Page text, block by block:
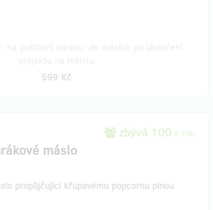
599 Kč
zbývá 100 z 100
máslo
propůjčující křupavému popcornu plnou